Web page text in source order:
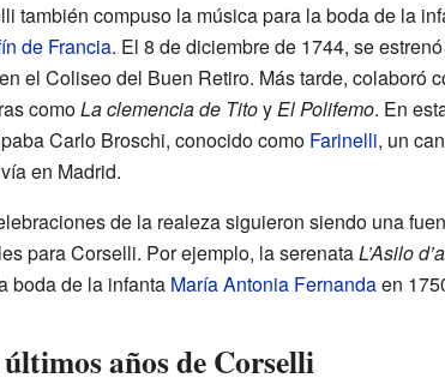
también compuso la música para la boda de la
de Francia. El 8 de diciembre de 1744, se
el Coliseo del Buen Retiro. Más tarde, colaboró
comoLa clemencia de TitoyEl Polifemo. En
Carlo Broschi, conocido como Farinelli, un
en Madrid.
de la realeza siguieron siendo una
para Corselli. Por ejemplo, la serenataL’Asilo
boda de la infanta María Antonia Fernandaen
años de Corselli